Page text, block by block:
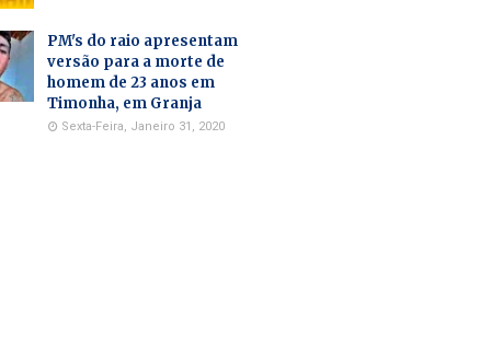
PM's do raio apresentam
versão para a morte de
homem de 23 anos em
Timonha, em Granja
Sexta-Feira, Janeiro 31, 2020